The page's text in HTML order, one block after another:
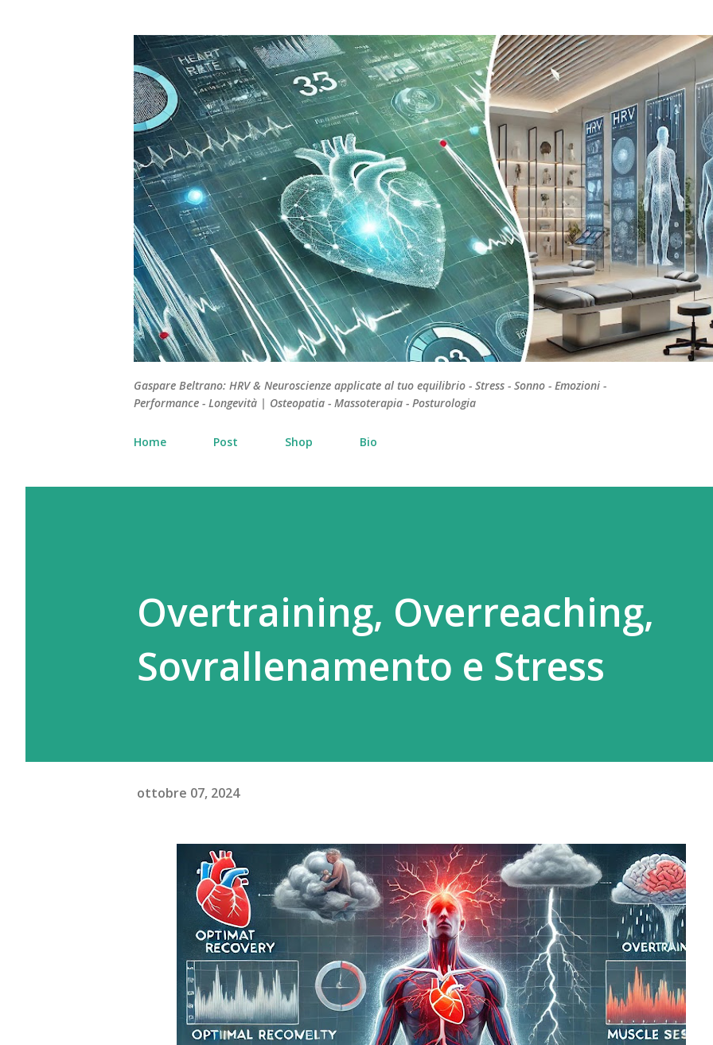
Gaspare Beltrano: HRV & Neuroscienze applicate al tuo equilibrio - Stress - Sonno - Emozioni -
Performance - Longevità | Osteopatia - Massoterapia - Posturologia
Home Post Shop Bio
Overtraining, Overreaching,
Sovrallenamento e Stress
ottobre 07, 2024